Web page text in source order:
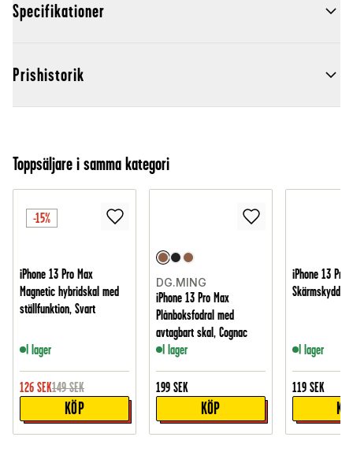
Specifikationer
Prishistorik
Toppsäljare i samma kategori
-15%
iPhone 13 Pro Max
Magnetic hybridskal med
ställfunktion, Svart
I lager
126 SEK149 SEK
KÖP
DG.MING
iPhone 13 Pro Max
Plånboksfodral med
avtagbart skal, Cognac
I lager
199 SEK
KÖP
iPhone 13 Pro
Skärmskydd i
I lager
119 SEK